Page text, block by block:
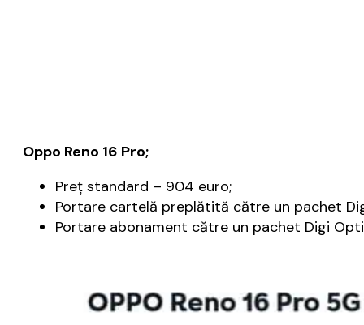
Oppo Reno 16 Pro;
Preţ standard – 904 euro;
Portare cartelă preplătită către un pachet
Portare abonament către un pachet Digi